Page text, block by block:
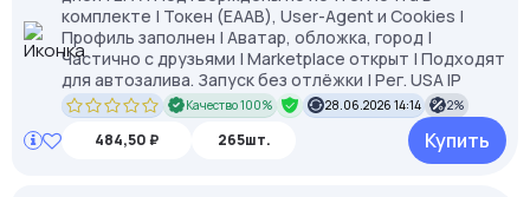
комплекте | Токен (EAAB), User-Agent и Cookies |
Профиль заполнен | Аватар, обложка, город |
Частично с друзьями | Marketplace открыт | Подходят
для автозалива. Запуск без отлёжки | Рег. USA IP
Качество 100% 28.06.2026 14:14 2%
484,50 ₽ 265шт. Купить